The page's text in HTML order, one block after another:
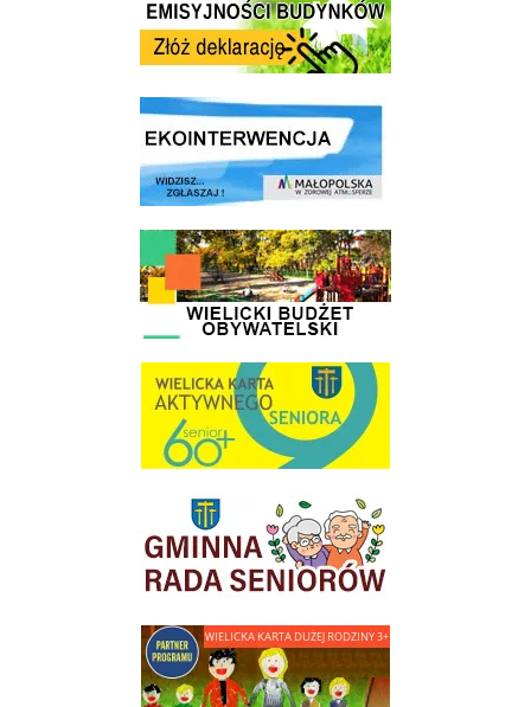
link do strony ekointerwencja dot.- powietrza
link do strony - Wielicki Budżet Obywatelski
link do strony Wielicka Karta Aktywnego Seniora
link do strony Gminnej Rady Seniorow - Wieliczka
link do strony - Wielicka Karta Dużej Rodziny